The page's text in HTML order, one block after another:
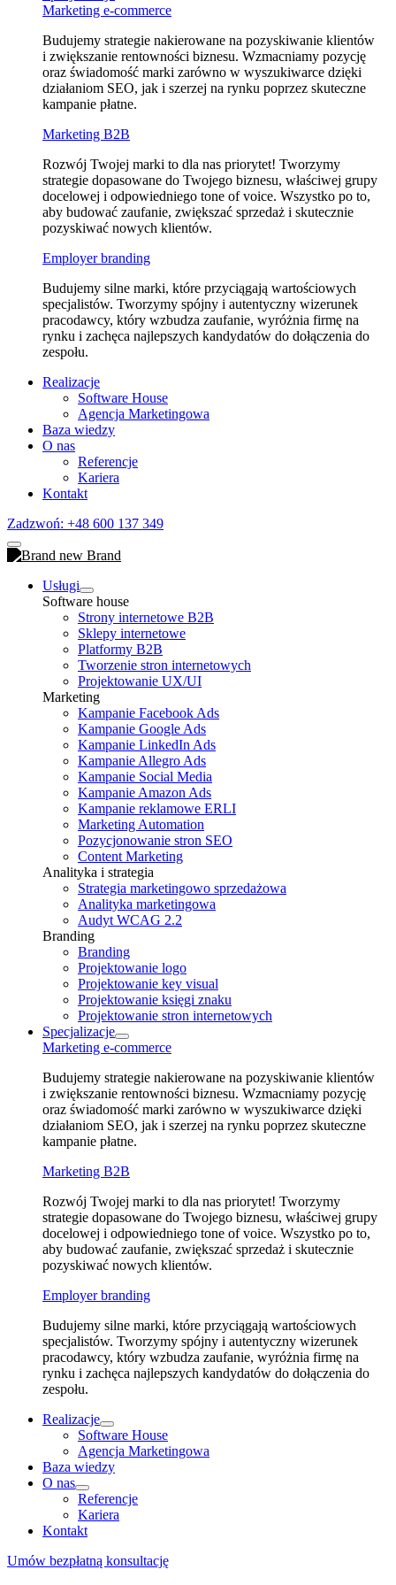
Marketing e⁠‑commerce
Budujemy strategie nakierowane na pozyskiwanie klientów
i zwiększanie rentowności biznesu. Wzmacniamy pozycję
oraz świadomość marki zarówno w wyszukiwarce dzięki
działaniom SEO, jak i szerzej na rynku poprzez skuteczne
kampanie płatne.
Marketing B2B
Rozwój Twojej marki to dla nas priorytet! Tworzymy
strategie dopasowane do Twojego biznesu, właściwej grupy
docelowej i odpowiedniego tone of voice. Wszystko po to,
aby budować zaufanie, zwiększać sprzedaż i skutecznie
pozyskiwać nowych klientów.
Employer branding
Budujemy silne marki, które przyciągają wartościowych
specjalistów. Tworzymy spójny i autentyczny wizerunek
pracodawcy, który wzbudza zaufanie, wyróżnia firmę na
rynku i zachęca najlepszych kandydatów do dołączenia do
zespołu.
Realizacje
Software House
Agencja Marketingowa
Baza wiedzy
O nas
Referencje
Kariera
Kontakt
Zadzwoń: +48 600 137 349
Usługi
Software house
Strony internetowe B2B
Sklepy internetowe
Platformy B2B
Tworzenie stron internetowych
Projektowanie UX/UI
Marketing
Kampanie Facebook Ads
Kampanie Google Ads
Kampanie LinkedIn Ads
Kampanie Allegro Ads
Kampanie Social Media
Kampanie Amazon Ads
Kampanie reklamowe ERLI
Marketing Automation
Pozycjonowanie stron SEO
Content Marketing
Analityka i strategia
Strategia marketingowo sprzedażowa
Analityka marketingowa
Audyt WCAG 2.2
Branding
Branding
Projektowanie logo
Projektowanie key visual
Projektowanie księgi znaku
Projektowanie stron internetowych
Specjalizacje
Marketing e⁠‑commerce
Budujemy strategie nakierowane na pozyskiwanie klientów
i zwiększanie rentowności biznesu. Wzmacniamy pozycję
oraz świadomość marki zarówno w wyszukiwarce dzięki
działaniom SEO, jak i szerzej na rynku poprzez skuteczne
kampanie płatne.
Marketing B2B
Rozwój Twojej marki to dla nas priorytet! Tworzymy
strategie dopasowane do Twojego biznesu, właściwej grupy
docelowej i odpowiedniego tone of voice. Wszystko po to,
aby budować zaufanie, zwiększać sprzedaż i skutecznie
pozyskiwać nowych klientów.
Employer branding
Budujemy silne marki, które przyciągają wartościowych
specjalistów. Tworzymy spójny i autentyczny wizerunek
pracodawcy, który wzbudza zaufanie, wyróżnia firmę na
rynku i zachęca najlepszych kandydatów do dołączenia do
zespołu.
Realizacje
Software House
Agencja Marketingowa
Baza wiedzy
O nas
Referencje
Kariera
Kontakt
Umów bezpłatną konsultację